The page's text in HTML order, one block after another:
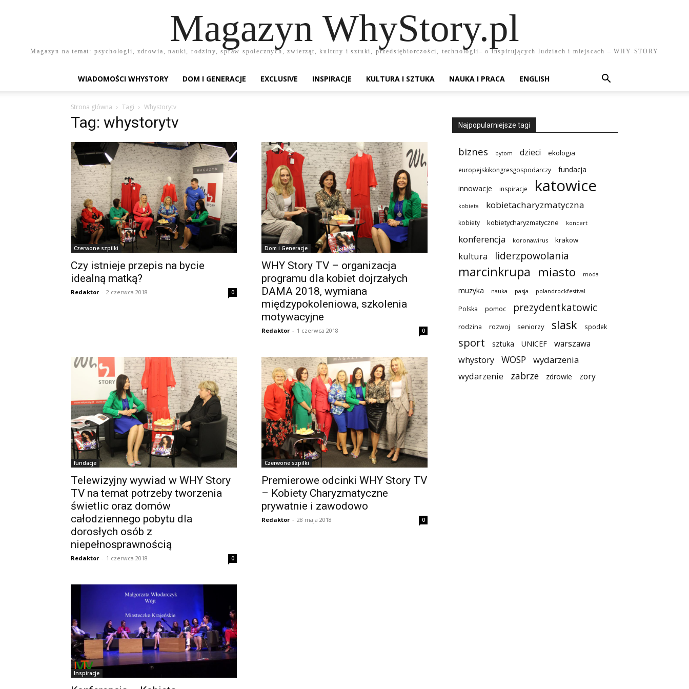
Magazyn WhyStory.pl
Magazyn na temat: psychologii, zdrowia, nauki, rodziny, spraw społecznych, zwierząt, kultury i sztuki, przedsiębiorczości, technologii– o inspirujących ludziach i miejscach – WHY STORY
WIADOMOŚCI WHYSTORY DOM I GENERACJE EXCLUSIVE INSPIRACJE KULTURA I SZTUKA NAUKA I PRACA ENGLISH
Strona główna Tagi Whystorytv
Tag: whystorytv
Czerwone szpilki
Czy istnieje przepis na bycie
idealną matką?
Redaktor - 2 czerwca 2018 0
Dom i Generacje
WHY Story TV – organizacja
programu dla kobiet dojrzałych
DAMA 2018, wymiana
międzypokoleniowa, szkolenia
motywacyjne
Redaktor - 1 czerwca 2018 0
fundacje
Telewizyjny wywiad w WHY Story
TV na temat potrzeby tworzenia
świetlic oraz domów
całodziennego pobytu dla
dorosłych osób z
niepełnosprawnością
Redaktor - 1 czerwca 2018 0
Czerwone szpilki
Premierowe odcinki WHY Story TV
– Kobiety Charyzmatyczne
prywatnie i zawodowo
Redaktor - 28 maja 2018 0
Inspiracje
Najpopularniejsze tagi
biznes bytom dzieci ekologia
europejskikongresgospodarczy fundacja
innowacje inspiracje katowice
kobieta kobietacharyzmatyczna
kobiety kobietycharyzmatyczne koncert
konferencja koronawirus krakow
kultura liderzpowolania
marcinkrupa miasto moda
muzyka nauka pasja polandrockfestival
Polska pomoc prezydentkatowic
rodzina rozwoj seniorzy slask spodek
sport sztuka UNICEF
warszawa
whystory
WOSP
wydarzenia
wydarzenie
zabrze zdrowie zory